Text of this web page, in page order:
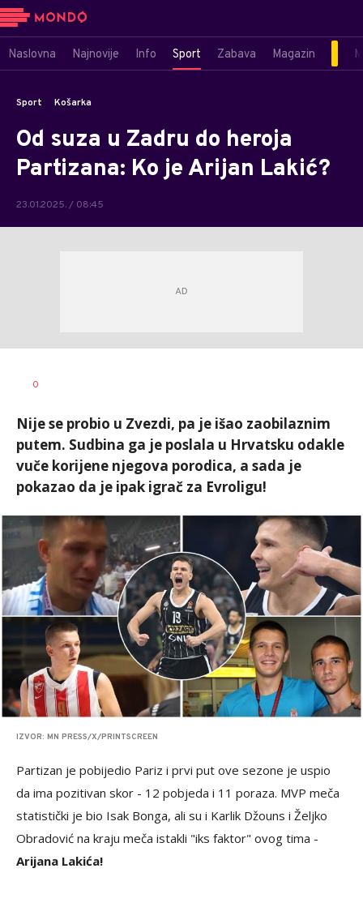
Naslovna Najnovije Info Sport Zabava Magazin
Sport Košarka
Od suza u Zadru do heroja
Partizana: Ko je Arijan Lakić?
23.01.2025. / 08:45
AUTOR
0
Nije se probio u Zvezdi, pa je išao zaobilaznim
putem. Sudbina ga je poslala u Hrvatsku odakle
vuče korijene njegova porodica, a sada je
pokazao da je ipak igrač za Evroligu!
IZVOR: MN PRESS/X/PRINTSCREEN
Partizan je pobijedio Pariz i prvi put ove sezone je uspio
da ima pozitivan skor - 12 pobjeda i 11 poraza. MVP meča
statistički je bio Isak Bonga, ali su i Karlik Džouns i Željko
Obradović na kraju meča istakli "iks faktor" ovog tima -
Arijana Lakića!